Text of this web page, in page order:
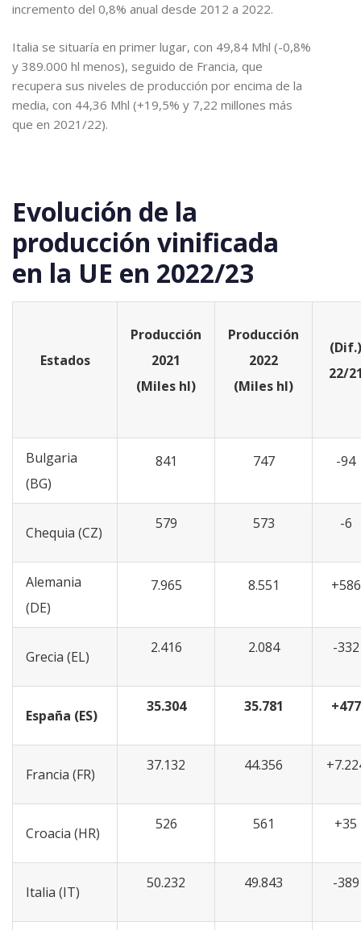
incremento del 0,8% anual desde 2012 a 2022.
Italia se situaría en primer lugar, con 49,84 Mhl (-0,8%
y 389.000 hl menos), seguido de Francia, que
recupera sus niveles de producción por encima de la
media, con 44,36 Mhl (+19,5% y 7,22 millones más
que en 2021/22).
Evolución de la
producción vinificada
en la UE en 2022/23
Estados
Producción
2021
(Miles hl)
Producción
2022
(Miles hl)
(Dif.)
22/
Bulgaria
(BG)
841 747 -94
Chequia (CZ)
579 573 -6
Alemania
(DE)
7.965 8.551 +586
Grecia (EL)
2.416 2.084 -332
España (ES)
35.304 35.781 +477
Francia (FR)
37.132 44.356
Croacia (HR)
526 561 +35
Italia (IT)
50.232 49.843 -389